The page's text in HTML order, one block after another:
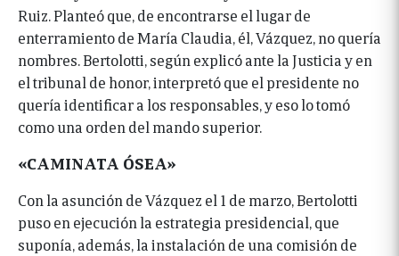
Ruiz. Planteó que, de encontrarse el lugar de
enterramiento de María Claudia, él, Vázquez, no quería
nombres. Bertolotti, según explicó ante la Justicia y en
el tribunal de honor, interpretó que el presidente no
quería identificar a los responsables, y eso lo tomó
como una orden del mando superior.
«CAMINATA ÓSEA»
Con la asunción de Vázquez el 1 de marzo, Bertolotti
puso en ejecución la estrategia presidencial, que
suponía, además, la instalación de una comisión de